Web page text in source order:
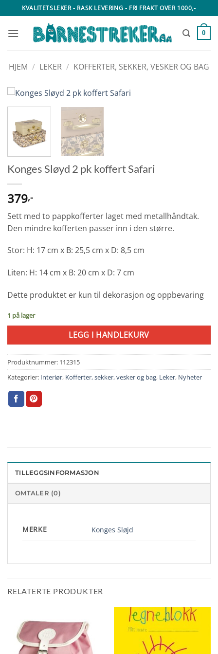
to
content
KVALITETSLEKER - RASK LEVERING - FRI FRAKT OVER 1000,-
0
HJEM / LEKER / KOFFERTER, SEKKER, VESKER OG BAG
Konges Sløyd 2 pk koffert Safari
379,-
Sett med to pappkofferter laget med metallhåndtak.
Den mindre kofferten passer inn i den større.
Stor: H: 17 cm x B: 25,5 cm x D: 8,5 cm
Liten: H: 14 cm x B: 20 cm x D: 7 cm
Dette produktet er kun til dekorasjon og oppbevaring
1 på lager
LEGG I HANDLEKURV
Produktnummer: 112315
Kategorier: Interiør, Kofferter, sekker, vesker og bag, Leker, Nyheter
TILLEGGSINFORMASJON
OMTALER (0)
MERKE Konges Sløjd
RELATERTE PRODUKTER